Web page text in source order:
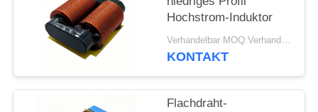
Hochstrom-Induktor
Verhandelbar MOQ:Verhandlung
KONTAKT
Flachdraht-